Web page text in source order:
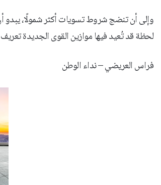
وإلى أن تنضج شروط تسويات أكثر شمولًا، يبدو
لحظة قد تُعيد فيها موازين القوى الجديدة
فراس العريضي – نداء الوطن